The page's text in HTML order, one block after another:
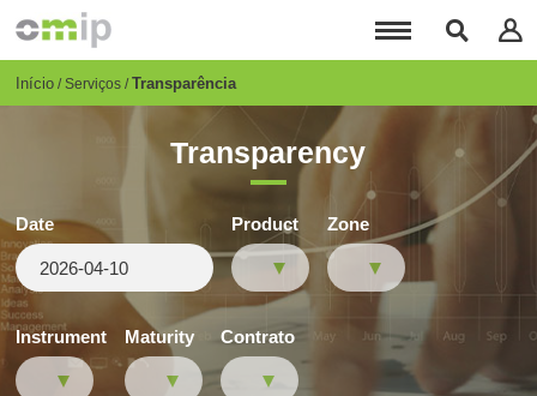
para
conteúdo
Breadcrumb
Início Serviços Transparência
Transparency
Date Product Zone
Instrument Maturity Contrato